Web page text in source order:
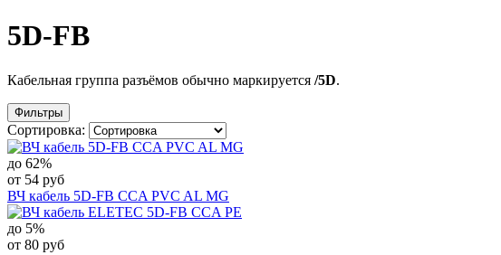
5D-FB
Кабельная группа разъёмов обычно маркируется /5D.
Фильтры
Сортировка:
до 62%
от 54 руб
ВЧ кабель 5D-FB CCA PVC AL MG
до 5%
от 80 руб